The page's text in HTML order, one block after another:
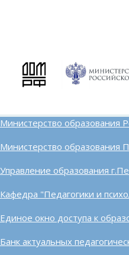
Министерство образования
Министерство образования
Управление образования
Кафедра "Педагогики и
Единое окно доступа к
Банк актуальных